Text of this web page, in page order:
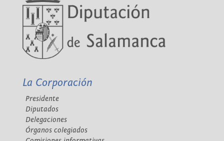
La Corporación
Presidente
Diputados
Delegaciones
Órganos colegiados